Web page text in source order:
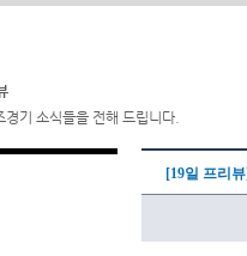
기 소식들을 전해 드립니다.
[19일 프리